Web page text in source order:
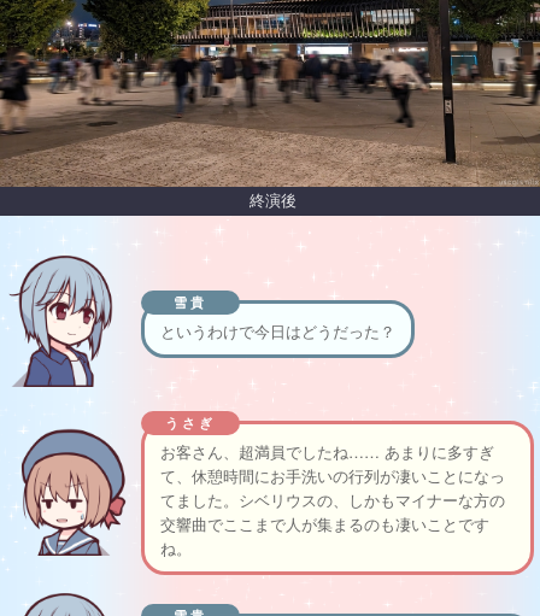
終演後
雪貴
というわけで今日はどうだった？
うさぎ
お客さん、超満員でしたね…… あまりに多すぎ
て、休憩時間にお手洗いの行列が凄いことになっ
てました。シベリウスの、しかもマイナーな方の
交響曲でここまで人が集まるのも凄いことです
ね。